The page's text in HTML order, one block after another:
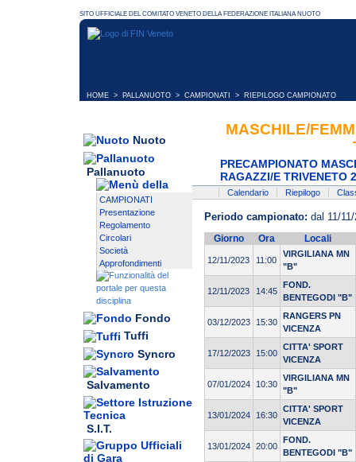
HOME > PALLANUOTO > CAMPIONATI > RIEPILOGO CAMPIONATO
Nuoto
Pallanuoto
CAMPIONATI
Presentazione
Regolamento
Circolari
Società
Approfondimenti
Fondo
Tuffi
Syncro
Salvamento
S.I.T.
MASCHILE/
PRECAMPIONATO
RAGAZZI/E TRIVENETO
Calendario Riepilogo
Periodo campionato: dal 11/
Giorno Ora Locali
12/11/2023 11:00
VIRGILIANA MN
"B"
12/11/2023 14:45
FOND.
BENTEGODI "B"
03/12/2023 15:30
RANGERS PN
VICENZA
17/12/2023 15:00
CITTA' SPORT
VICENZA
07/01/2024 10:30
VIRGILIANA MN
"B"
13/01/2024 16:30
CITTA' SPORT
VICENZA
13/01/2024 20:00
FOND.
BENTEGODI "B"